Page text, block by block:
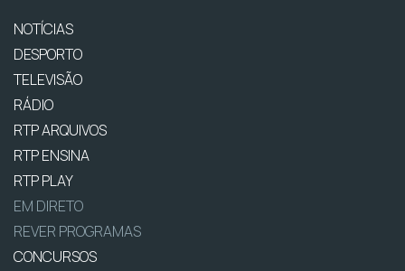
NOTÍCIAS
DESPORTO
TELEVISÃO
RÁDIO
RTP ARQUIVOS
RTP ENSINA
RTP PLAY
EM DIRETO
REVER PROGRAMAS
CONCURSOS